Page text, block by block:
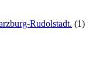
Rudolstadt. (1)